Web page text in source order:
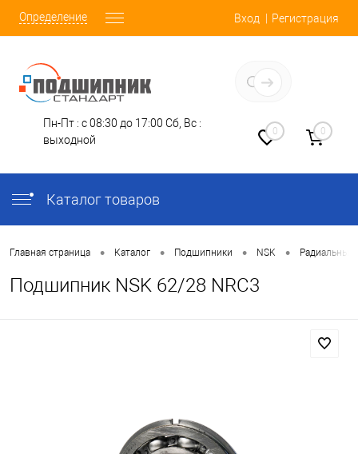
Определение Вход Регистрация
Пн-Пт : с 08:30 до 17:00 Сб, Вс :
выходной
0 0
Каталог товаров
Главная страница • Каталог • Подшипники • NSK •
Подшипник NSK 62/28 NRC3